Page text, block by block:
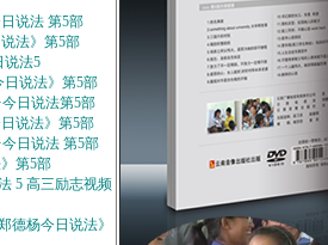
说法 第5部
法》第5部
说法5
日说法》第5部
日说法第5部
说法》第5部
日说法 第5部
第5部
5 高三励志视频
德杨今日说法》